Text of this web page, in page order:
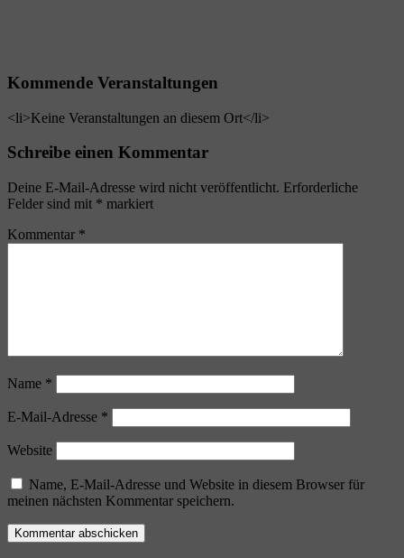
Kommende Veranstaltungen
<li>Keine Veranstaltungen an diesem Ort</li>
Schreibe einen Kommentar
Deine E-Mail-Adresse wird nicht veröffentlicht. Erforderliche
Felder sind mit * markiert
Kommentar *
Name *
E-Mail-Adresse *
Website
Name, E-Mail-Adresse und Website in diesem Browser für
meinen nächsten Kommentar speichern.